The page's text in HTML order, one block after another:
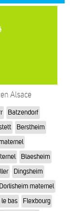
Alsace
Batzendorf
Berstheim
Blaesheim
Dingsheim
Dorlisheim maternel
bas
Flexbourg